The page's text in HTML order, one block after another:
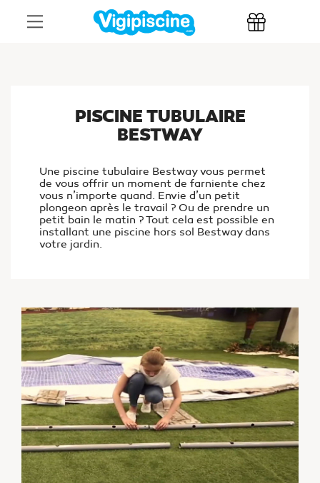
PISCINE TUBULAIRE
BESTWAY
Une piscine tubulaire Bestway vous permet
de vous offrir un moment de farniente chez
vous n’importe quand. Envie d’un petit
plongeon après le travail ? Ou de prendre un
petit bain le matin ? Tout cela est possible en
installant une piscine hors sol Bestway dans
votre jardin.